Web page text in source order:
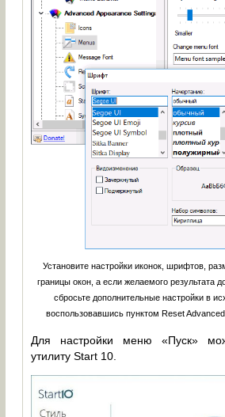
Установите настройки иконок, шрифтов,
границы окон, а если желаемого результата
сбросьте дополнительные настройки в
воспользовавшись пунктом Reset
Для настройки меню «Пуск»
утилиту Start 10.